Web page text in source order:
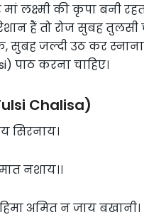
मां लक्ष्मी की कृपा
हैं तो रोज सुबह
सुबह जल्दी उठ कर
पाठ करना चाहिए।
Chalisa)
सिरनाय।
नशाय।।
अमित न जाय बखानी।